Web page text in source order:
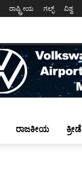
ರಾಷ್ಟ್ರೀಯ ಗಲ್ಫ್ ವಿಶ್ವ
ರಾಜಕೀಯ ಕ್ರೀಡೆ